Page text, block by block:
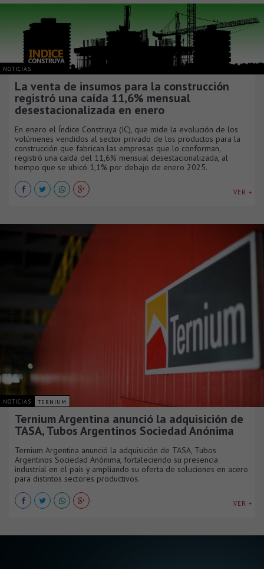
NOTICIAS
La venta de insumos para la construcción
registró una caída 11,6% mensual
desestacionalizada en enero
En enero el Índice Construya (IC), que mide la evolución de los
volúmenes vendidos al sector privado de los productos para la
construcción que fabrican las empresas que lo conforman,
registró una caída del 11,6% mensual desestacionalizada, al
tiempo que se ubicó 1,1% por debajo de enero 2025.
VER +
NOTICIAS TERNIUM
Ternium Argentina anunció la adquisición de
TASA, Tubos Argentinos Sociedad Anónima
Ternium Argentina anunció la adquisición de TASA, Tubos
Argentinos Sociedad Anónima, fortaleciendo su presencia
industrial en el país y ampliando su oferta de soluciones en acero
para distintos sectores productivos.
VER +